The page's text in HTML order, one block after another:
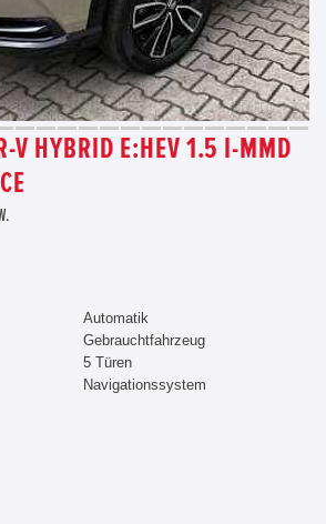
V HYBRID E:HEV 1.5 I-MMD
Automatik
Gebrauchtfahrzeug
5 Türen
Navigationssystem